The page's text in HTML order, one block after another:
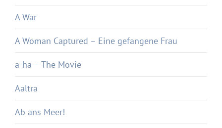
A War
A Woman Captured – Eine gefangene Frau
a-ha – The Movie
Aaltra
Ab ans Meer!